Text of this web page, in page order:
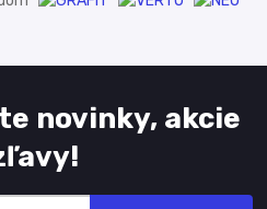
novinky, akcie